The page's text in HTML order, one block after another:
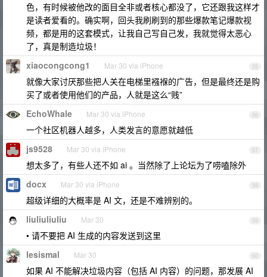
色，有时候被他改的面目全非或者核心都没了，它还跟我这样才
是读者爱看的。确实啊，回头我刷刷到的那些爆款笔记爆款视
频，都是用的这套模式，让我自己写自己发，我就觉得太恶心
了，真是制造垃圾！
55
xiaocongcong1 Mar 30 via iPhone
就像大家讨厌那些把人关在电梯里襁褓的广告，但是最终还是购
买了或者使用他们的产品，人就是这么“贱”
56
EchoWhale Mar 30 via iPhone
一个社区机器人越多，人类发言的意愿就越低
57
js9528 Mar 30 via iPhone
想太多了，有些人还不如 ai 。当然除了上论坛为了唠嗑除外
58
docx Mar 30 via iPhone
超级详细的大概率是 AI 文，还是不难辨别的。
59
liuliuliuliu Mar 30
• 请不要把 AI 生成的内容发送到这里
60
lesismal Mar 30
如果 AI 不能解决垃圾内容（包括 AI 内容）的问题，那发展 AI